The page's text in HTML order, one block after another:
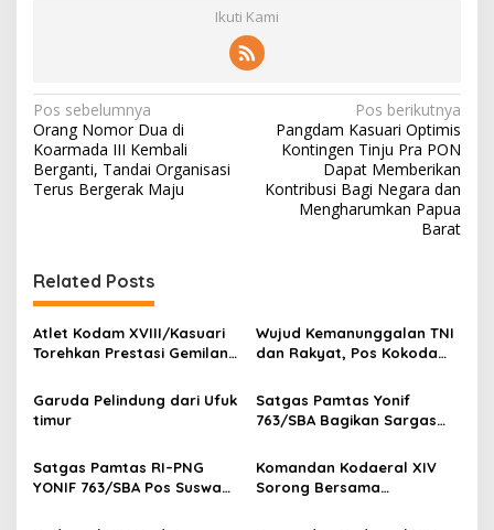
Ikuti Kami
N
a
v
i
a
s
i
p
o
s
Pos sebelumnya
Orang Nomor Dua di
Koarmada III Kembali
Berganti, Tandai Organisasi
Terus Bergerak Maju
Pos berikutnya
Pangdam Kasuari Optimis
Kontingen Tinju Pra PON
Dapat Memberikan
Kontribusi Bagi Negara dan
Mengharumkan Papua
Barat
Related Posts
Atlet Kodam XVIII/Kasuari
Torehkan Prestasi Gemilang
Silat Piala Gubernur Papua
Barat Daya 2026
Wujud Kemanunggalan TNI
dan Rakyat, Pos Kokoda
Masyarakat Kampung
Taarof
Garuda Pelindung dari Ufuk
timur
Satgas Pamtas Yonif
763/SBA Bagikan Sargas
Satgas Pamtas RI–PNG
YONIF 763/SBA Pos Suswa
Rumah Ibadah di Kampung
Komandan Kodaeral XIV
Sorong Bersama
Daya Sambut Kunjungan